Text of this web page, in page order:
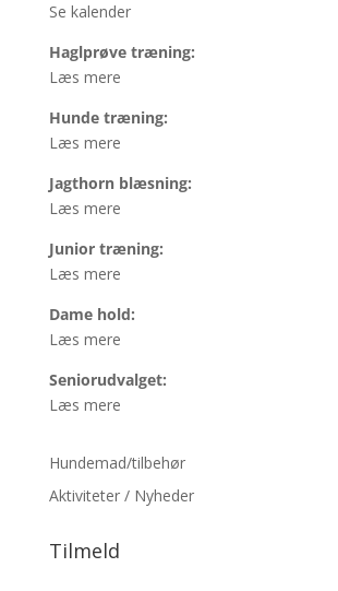
Se kalender
Haglprøve træning:
Læs mere
Hunde træning:
Læs mere
Jagthorn blæsning:
Læs mere
Junior træning:
Læs mere
Dame hold:
Læs mere
Seniorudvalget:
Læs mere
Hundemad/tilbehør
Aktiviteter / Nyheder
Tilmeld